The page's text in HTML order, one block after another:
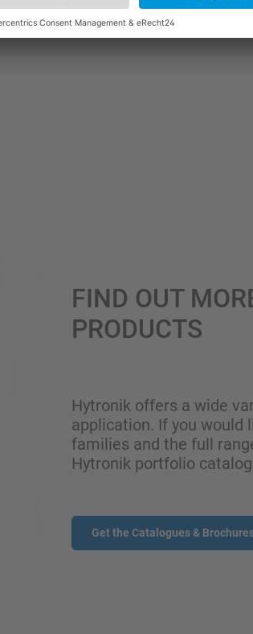
FIND OUT
PRODUCTS
Hytronik offers a wide
application. If you would
families and the full
Hytronik portfolio
Get the Catalogues &